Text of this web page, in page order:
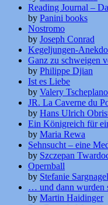
Reading Journal –
by Panini books
Nostromo
by Joseph Conrad
Kegeljungen-
Ganz zu schweigen
by Philippe Djian
Ist es Liebe
by Valery
JR. La Caverne du
by Hans Ulrich
Ein Königreich für
by Maria Rewa
Sehnsucht – eine
by Szczepan
Opernball
by Stefanie Sargnagel
… und dann wurden
by Martin Haidinger